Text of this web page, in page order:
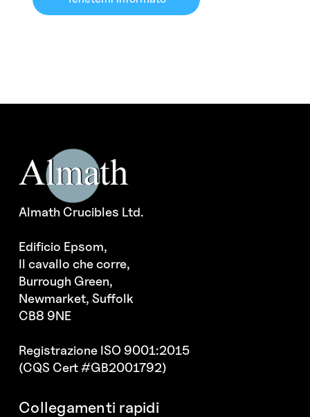
Almath Crucibles Ltd.
Edificio Epsom,
Il cavallo che corre,
Burrough Green,
Newmarket, Suffolk
CB8 9NE
Registrazione ISO 9001:2015
(CQS Cert #GB2001792)
Collegamenti rapidi